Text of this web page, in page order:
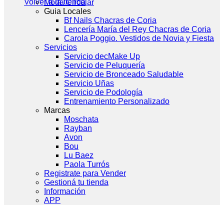
Volver a la tienda
Moda Circular
Guia Locales
Bf Nails Chacras de Coria
Lencería María del Rey Chacras de Coria
Carola Poggio. Vestidos de Novia y Fiesta
Servicios
Servicio decMake Up
Servicio de Peluquería
Servicio de Bronceado Saludable
Servicio Uñas
Servicio de Podología
Entrenamiento Personalizado
Marcas
Moschata
Rayban
Avon
Bou
Lu Baez
Paola Turrós
Registrate para Vender
Gestioná tu tienda
Información
APP